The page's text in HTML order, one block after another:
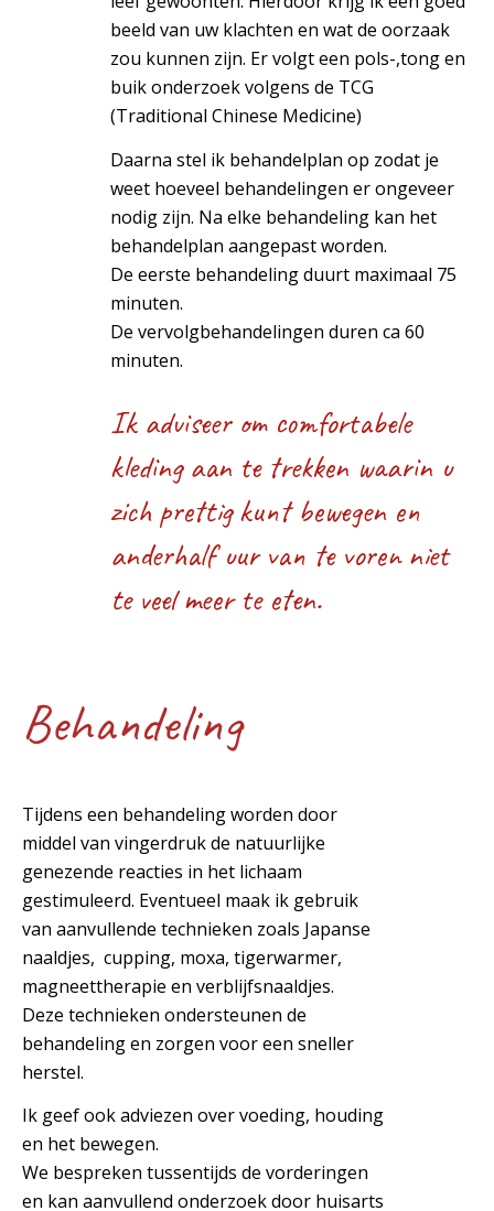
beeld van uw klachten en wat de oorzaak
zou kunnen zijn. Er volgt een pols-,tong en
buik onderzoek volgens de TCG
(Traditional Chinese Medicine)
Daarna stel ik behandelplan op zodat je
weet hoeveel behandelingen er ongeveer
nodig zijn. Na elke behandeling kan het
behandelplan aangepast worden.
De eerste behandeling duurt maximaal 75
minuten.
De vervolgbehandelingen duren ca 60
minuten.
Ik adviseer om comfortabele
kleding aan te trekken waarin u
zich prettig kunt bewegen en
anderhalf uur van te voren niet
te veel meer te eten.
Behandeling
Tijdens een behandeling worden door
middel van vingerdruk de natuurlijke
genezende reacties in het lichaam
gestimuleerd. Eventueel maak ik gebruik
van aanvullende technieken zoals Japanse
naaldjes, cupping, moxa, tigerwarmer,
magneettherapie en verblijfsnaaldjes.
Deze technieken ondersteunen de
behandeling en zorgen voor een sneller
herstel.
Ik geef ook adviezen over voeding, houding
en het bewegen.
We bespreken tussentijds de vorderingen
en kan aanvullend onderzoek door huisarts